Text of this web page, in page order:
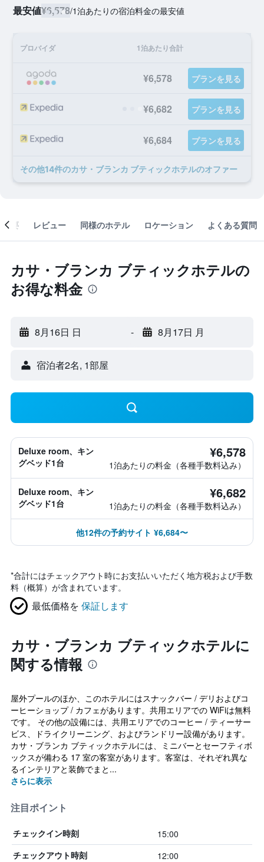
最安値¥6,578/1泊あたりの宿泊料金の最安値
プロバイダ 1泊あたり合計
¥6,578 プランを見る
¥6,682 プランを見る
¥6,684 プランを見る
​その他14​件のカサ・ブランカ ブティックホテルのオファー
概要 レビュー 同様のホテル ロケーション よくある質問
カサ・ブランカ ブティックホテルの
お得な料金
8月16日 日 - 8月17日 月
宿泊者2名, 1​部屋
Deluxe room、キン
グベッド1台
¥6,578
1泊あたりの料金（各種手数料込み）
Deluxe room、キン
グベッド1台
¥6,682
1泊あたりの料金（各種手数料込み）
他12件の予約サイト ¥6,684〜
*合計にはチェックアウト時にお支払いいただく地方税および手数
料（概算）が含まれています。
最低価格を 保証します
カサ・ブランカ ブティックホテルに
関する情報
屋外プールのほか、このホテルにはスナックバー / デリおよびコ
ーヒーショップ / カフェがあります。共用エリアでの WiFiは無料
です。 その他の設備には、共用エリアでのコーヒー / ティーサー
ビス、ドライクリーニング、およびランドリー設備があります。
カサ・ブランカ ブティックホテルには、ミニバーとセーフティボ
ックスが備わる 17 室の客室があります。客室は、それぞれ異な
るインテリアと装飾でまと...
さらに表示
注目ポイント
チェックイン時刻 15:00
チェックアウト時刻 12:00